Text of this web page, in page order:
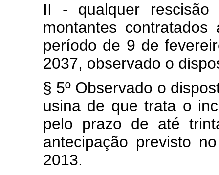
II - qualquer rescisão
montantes
período de 9 de
2037, observado o
§ 5º Observado o
usina de que trata o
pelo prazo de até
antecipação previsto
2013.